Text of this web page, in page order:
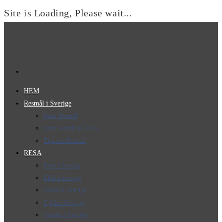
Site is Loading, Please wait...
HEM
Resmål i Sverige
Hitta Resmål
Hitta resmål på karta
Tips om Resmål
RESA
Resa i Sverige
Elbil i Sverige
Husbil i Sverige
Cykla i Sverige
Vandra i Sverige